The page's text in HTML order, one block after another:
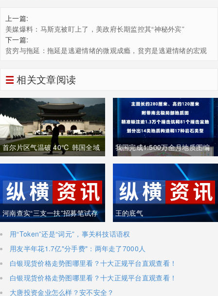
上一篇:
美媒爆料：马斯克被盯上了，美政府长期监控其“神秘外宾”
下一篇:
贫穷与拖延：拖延是逃避情绪的微观成瘾，贫穷是逃避情绪的宏观
相关文章阅读
首尔片区气温破 40℃ 韩国全域
重度高温致多人中暑遇难
我国完成1:500万全月地质图编
制 三大创新重塑月球地质认知体
系
河南查实“三支一扶”招募笔试存
在组织作弊犯罪行为
王的底气
用“Token”还是“词元”，事关科技话语权
用友半年花1.7亿"分手费"：两年走了7000人
白银现货价格走势图哪里看？十大正规平台直观查看！
白银现货价格走势图哪里看？十大正规平台直观查看！
大唐投资金业怎么样？安不安全？